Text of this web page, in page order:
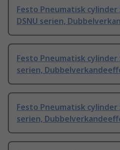
Festo Pneumatisk cylinder
DSNU serien,
Festo Pneumatisk cylinder
serien,
Festo Pneumatisk cylinder
serien,